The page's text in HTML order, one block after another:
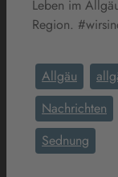
Leben im
Region.
Allgäu
Nachrichten
Sednung